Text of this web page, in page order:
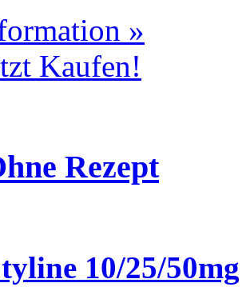
»
Kaufen!
Rezept
10/25/50mg